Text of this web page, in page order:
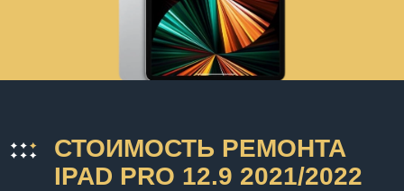
СТОИМОСТЬ РЕМОНТА
IPAD PRO 12.9 2021/2022